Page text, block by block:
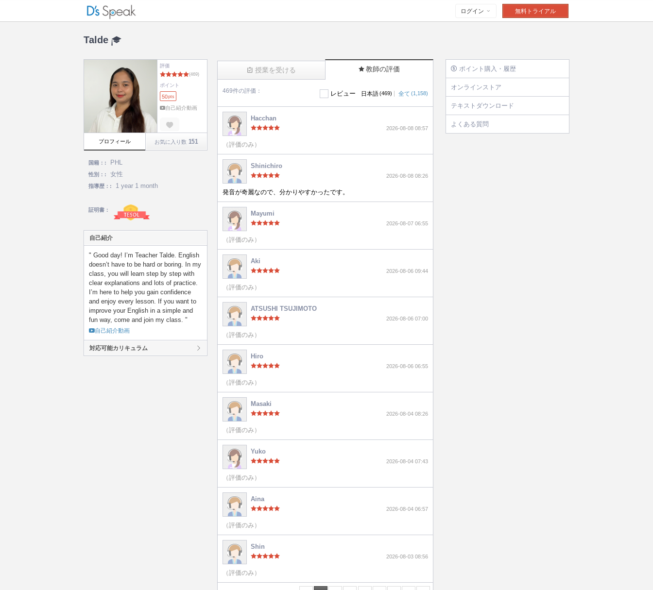
ログイン 無料トライアル
Talde
評価
ポイント
50pts
自己紹介動画
プロフィール お気に入り数 151
国籍：: PHL
性別：: 女性
指導歴：: 1 year 1 month
証明書：
自己紹介
" Good day! I’m Teacher Talde. English
doesn’t have to be hard or boring. In my
class, you will learn step by step with
clear explanations and lots of practice.
I’m here to help you gain confidence
and enjoy every lesson. If you want to
improve your English in a simple and
fun way, come and join my class. "
自己紹介動画
対応可能カリキュラム
授業を受ける 教師の評価
469件の評価： レビュー 日本語(469) | 全て (1,158)
Hacchan
2026-08-08 08:57
（評価のみ）
Shinichiro
2026-08-08 08:26
発音が奇麗なので、分かりやすかったです。
Mayumi
2026-08-07 06:55
（評価のみ）
Aki
2026-08-06 09:44
（評価のみ）
ATSUSHI TSUJIMOTO
2026-08-06 07:00
（評価のみ）
Hiro
2026-08-06 06:55
（評価のみ）
Masaki
2026-08-04 08:26
（評価のみ）
Yuko
2026-08-04 07:43
（評価のみ）
Aina
2026-08-04 06:57
（評価のみ）
Shin
2026-08-03 08:56
（評価のみ）
ポイント購入・履歴
オンラインストア
テキストダウンロード
よくある質問